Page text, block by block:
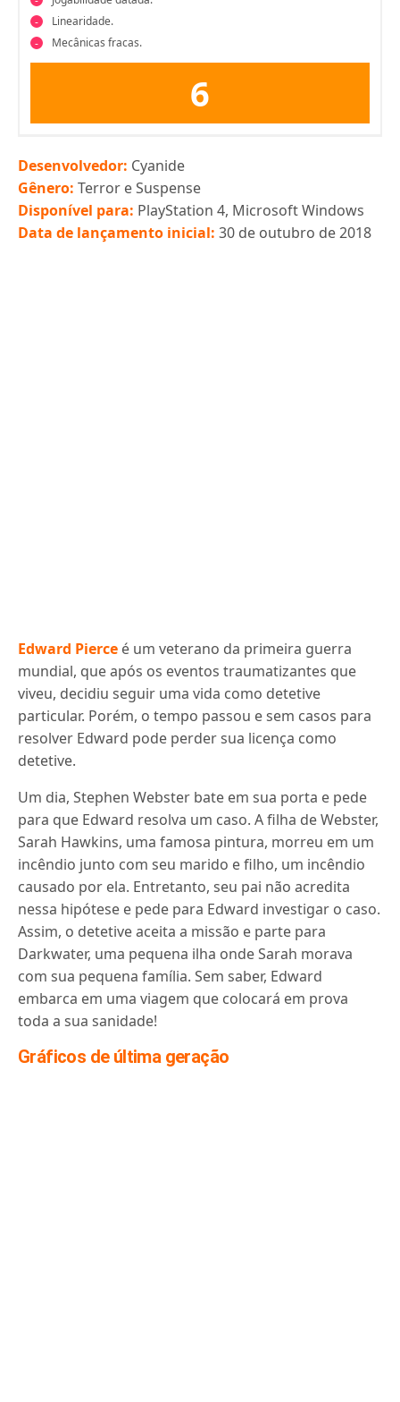
Linearidade.
Mecânicas fracas.
6
Desenvolvedor: Cyanide
Gênero: Terror e Suspense
Disponível para: PlayStation 4, Microsoft Windows
Data de lançamento inicial: 30 de outubro de 2018
Edward Pierce é um veterano da primeira guerra
mundial, que após os eventos traumatizantes que
viveu, decidiu seguir uma vida como detetive
particular. Porém, o tempo passou e sem casos para
resolver Edward pode perder sua licença como
detetive.
Um dia, Stephen Webster bate em sua porta e pede
para que Edward resolva um caso. A filha de Webster,
Sarah Hawkins, uma famosa pintura, morreu em um
incêndio junto com seu marido e filho, um incêndio
causado por ela. Entretanto, seu pai não acredita
nessa hipótese e pede para Edward investigar o caso.
Assim, o detetive aceita a missão e parte para
Darkwater, uma pequena ilha onde Sarah morava
com sua pequena família. Sem saber, Edward
embarca em uma viagem que colocará em prova
toda a sua sanidade!
Gráficos de última geração